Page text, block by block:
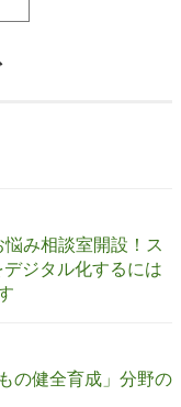
み相談室開設！ス
ジタル化するには
の健全育成」分野の